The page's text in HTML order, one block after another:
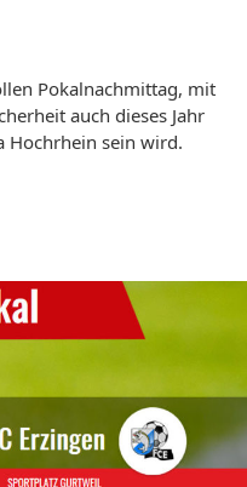
Pokalnachmittag, mit
auch dieses Jahr
Hochrhein sein wird.